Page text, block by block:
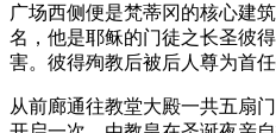
广场西侧便是梵蒂冈的核心建
名，他是耶稣的门徒之长圣彼
害。彼得殉教后被后人尊为首
从前廊通往教堂大殿一共五扇